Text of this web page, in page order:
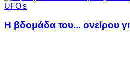
UFO's
Η βδομάδα του... ονείρου